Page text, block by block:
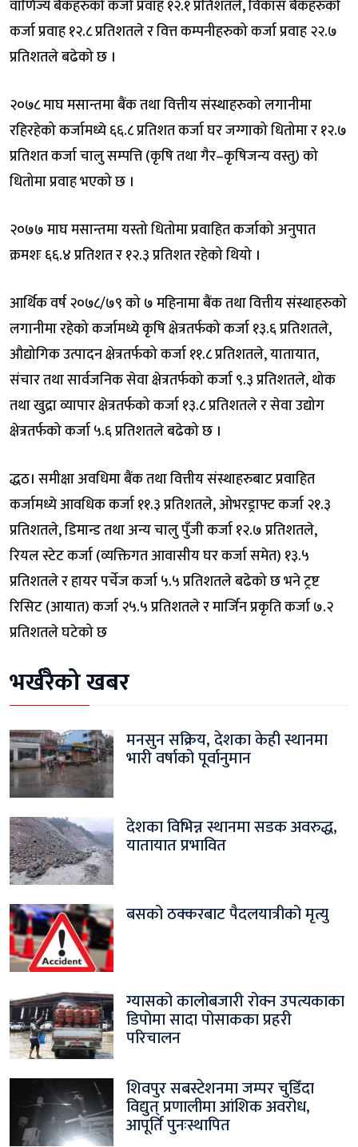
वाणिज्य बैंकहरुको कर्जा प्रवाह १२.१ प्रतिशतले, विकास बैंकहरुको
कर्जा प्रवाह १२.८ प्रतिशतले र वित्त कम्पनीहरुको कर्जा प्रवाह २२.७
प्रतिशतले बढेको छ ।
२०७८ माघ मसान्तमा बैंक तथा वित्तीय संस्थाहरुको लगानीमा
रहिरहेको कर्जामध्ये ६६.८ प्रतिशत कर्जा घर जग्गाको धितोमा र १२.७
प्रतिशत कर्जा चालु सम्पत्ति (कृषि तथा गैर–कृषिजन्य वस्तु) को
धितोमा प्रवाह भएको छ ।
२०७७ माघ मसान्तमा यस्तो धितोमा प्रवाहित कर्जाको अनुपात
क्रमशः ६६.४ प्रतिशत र १२.३ प्रतिशत रहेको थियो ।
आर्थिक वर्ष २०७८/७९ को ७ महिनामा बैंक तथा वित्तीय संस्थाहरुको
लगानीमा रहेको कर्जामध्ये कृषि क्षेत्रतर्फको कर्जा १३.६ प्रतिशतले,
औद्योगिक उत्पादन क्षेत्रतर्फको कर्जा ११.८ प्रतिशतले, यातायात,
संचार तथा सार्वजनिक सेवा क्षेत्रतर्फको कर्जा ९.३ प्रतिशतले, थोक
तथा खुद्रा व्यापार क्षेत्रतर्फको कर्जा १३.८ प्रतिशतले र सेवा उद्योग
क्षेत्रतर्फको कर्जा ५.६ प्रतिशतले बढेको छ ।
द्धठ। समीक्षा अवधिमा बैंक तथा वित्तीय संस्थाहरुबाट प्रवाहित
कर्जामध्ये आवधिक कर्जा ११.३ प्रतिशतले, ओभरड्राफ्ट कर्जा २१.३
प्रतिशतले, डिमान्ड तथा अन्य चालु पुँजी कर्जा १२.७ प्रतिशतले,
रियल स्टेट कर्जा (व्यक्तिगत आवासीय घर कर्जा समेत) १३.५
प्रतिशतले र हायर पर्चेज कर्जा ५.५ प्रतिशतले बढेको छ भने ट्रष्ट
रिसिट (आयात) कर्जा २५.५ प्रतिशतले र मार्जिन प्रकृति कर्जा ७.२
प्रतिशतले घटेको छ
भर्खरैको खबर
मनसुन सक्रिय, देशका केही स्थानमा
भारी वर्षाको पूर्वानुमान
देशका विभिन्न स्थानमा सडक अवरुद्ध,
यातायात प्रभावित
बसको ठक्करबाट पैदलयात्रीको मृत्यु
ग्यासको कालोबजारी रोक्न उपत्यकाका
डिपोमा सादा पोसाकका प्रहरी
परिचालन
शिवपुर सबस्टेशनमा जम्पर चुडिँदा
विद्युत् प्रणालीमा आंशिक अवरोध,
आपूर्ति पुनःस्थापित